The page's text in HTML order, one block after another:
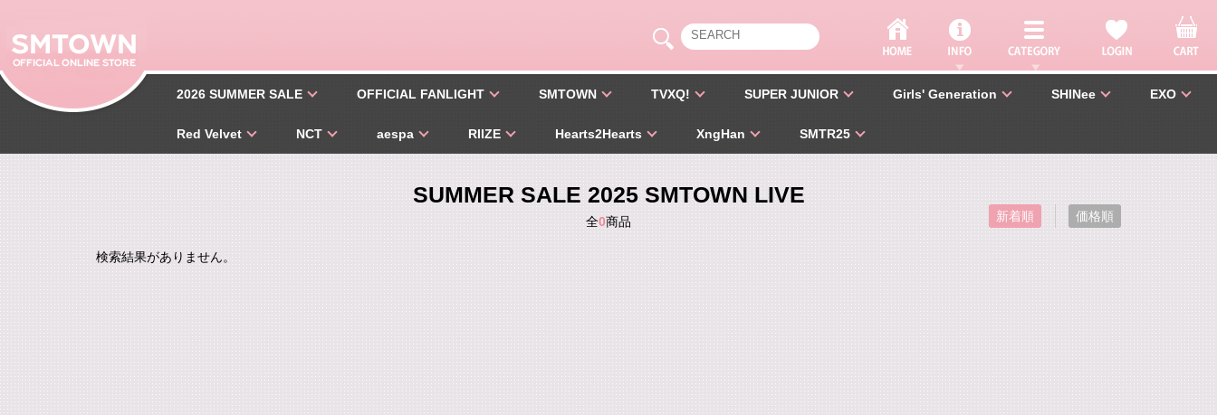
2026 SUMMER SALE OFFICIAL FANLIGHT SMTOWN TVXQ! SUPER JUNIOR Girls' Generation SHINee EXO
Red Velvet NCT aespa RIIZE Hearts2Hearts XngHan SMTR25
SUMMER SALE 2025 SMTOWN LIVE
全0商品 新着順 価格順
検索結果がありません。